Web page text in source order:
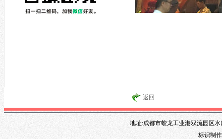
返回
地址:成都市蛟龙工业港双流园区水
标识制